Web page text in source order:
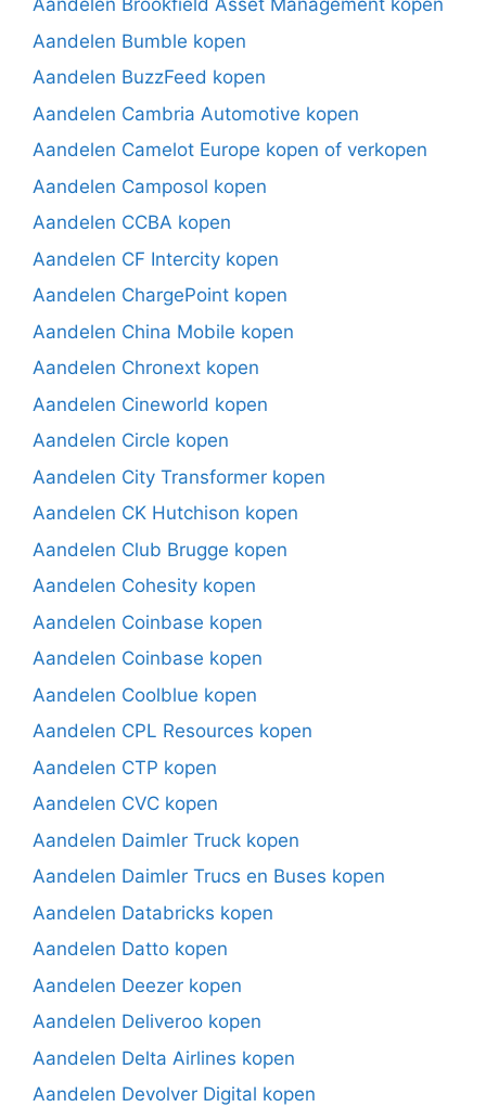
Aandelen Brookfield Asset Management kopen
Aandelen Bumble kopen
Aandelen BuzzFeed kopen
Aandelen Cambria Automotive kopen
Aandelen Camelot Europe kopen of verkopen
Aandelen Camposol kopen
Aandelen CCBA kopen
Aandelen CF Intercity kopen
Aandelen ChargePoint kopen
Aandelen China Mobile kopen
Aandelen Chronext kopen
Aandelen Cineworld kopen
Aandelen Circle kopen
Aandelen City Transformer kopen
Aandelen CK Hutchison kopen
Aandelen Club Brugge kopen
Aandelen Cohesity kopen
Aandelen Coinbase kopen
Aandelen Coinbase kopen
Aandelen Coolblue kopen
Aandelen CPL Resources kopen
Aandelen CTP kopen
Aandelen CVC kopen
Aandelen Daimler Truck kopen
Aandelen Daimler Trucs en Buses kopen
Aandelen Databricks kopen
Aandelen Datto kopen
Aandelen Deezer kopen
Aandelen Deliveroo kopen
Aandelen Delta Airlines kopen
Aandelen Devolver Digital kopen